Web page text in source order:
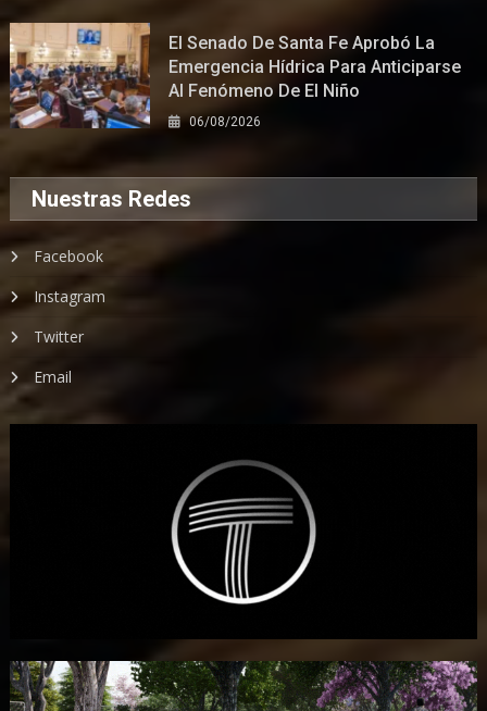
El Senado De Santa Fe Aprobó La
Emergencia Hídrica Para Anticiparse
Al Fenómeno De El Niño
06/08/2026
Nuestras Redes
Facebook
Instagram
Twitter
Email